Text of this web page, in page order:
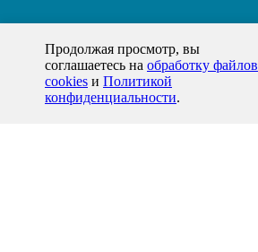
Продолжая просмотр, вы
соглашаетесь на обработку файлов
cookies и Политикой
конфиденциальности.